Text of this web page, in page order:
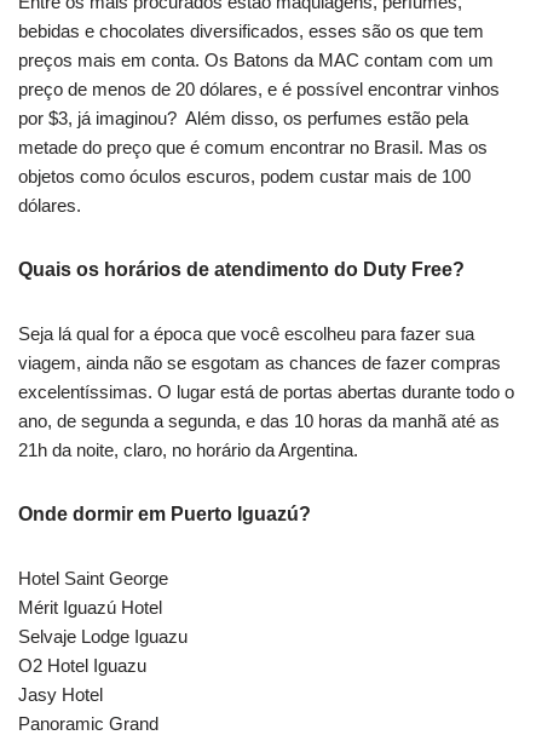
bebidas e chocolates diversificados, esses são os que tem
preços mais em conta. Os Batons da MAC contam com um
preço de menos de 20 dólares, e é possível encontrar vinhos
por $3, já imaginou? Além disso, os perfumes estão pela
metade do preço que é comum encontrar no Brasil. Mas os
objetos como óculos escuros, podem custar mais de 100
dólares.
Quais os horários de atendimento do Duty Free?
Seja lá qual for a época que você escolheu para fazer sua
viagem, ainda não se esgotam as chances de fazer compras
excelentíssimas. O lugar está de portas abertas durante todo o
ano, de segunda a segunda, e das 10 horas da manhã até as
21h da noite, claro, no horário da Argentina.
Onde dormir em Puerto Iguazú?
Hotel Saint George
Mérit Iguazú Hotel
Selvaje Lodge Iguazu
O2 Hotel Iguazu
Jasy Hotel
Panoramic Grand